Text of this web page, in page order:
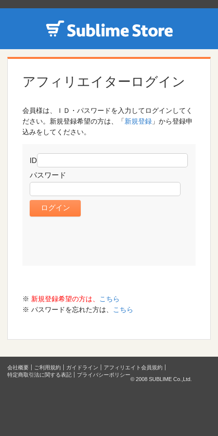
アフィリエイターログイン
会員様は、ＩＤ・パスワードを入力してログインしてく
ださい。新規登録希望の方は、「新規登録 」から登録申
込みをしてください。
ID
パスワード
※ 新規登録希望の方は、
こちら
※ パスワードを忘れた方は、
こちら
会社概要 ご利用規約 ガイドライン
アフィリエイト会員規約
特定商取引法に関する表記
プライバシーポリシー
© 2008 SUBLIME Co.,Ltd.